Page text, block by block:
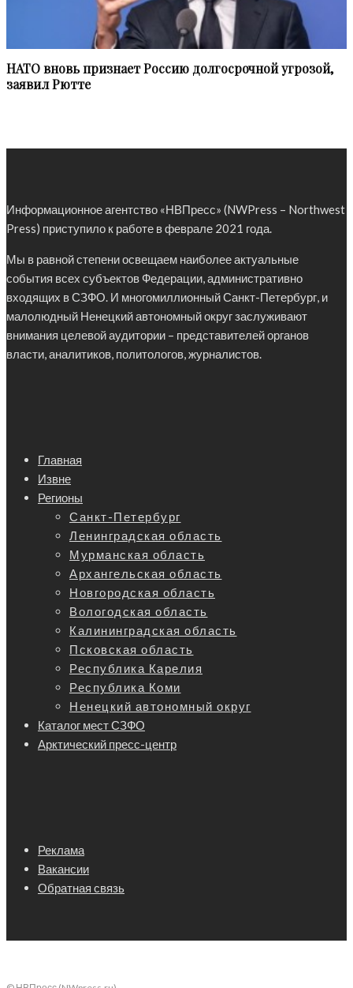
НАТО вновь признает Россию долгосрочной угрозой,
заявил Рютте
Информационное агентство «НВПресс» (NWPress – Northwest
Press) приступило к работе в феврале 2021 года.
Мы в равной степени освещаем наиболее актуальные
события всех субъектов Федерации, административно
входящих в СЗФО. И многомиллионный Санкт-Петербург, и
малолюдный Ненецкий автономный округ заслуживают
внимания целевой аудитории – представителей органов
власти, аналитиков, политологов, журналистов.
Главная
Извне
Регионы
Санкт-Петербург
Ленинградская область
Мурманская область
Архангельская область
Новгородская область
Вологодская область
Калининградская область
Псковская область
Республика Карелия
Республика Коми
Ненецкий автономный округ
Каталог мест СЗФО
Арктический пресс-центр
Реклама
Вакансии
Обратная связь